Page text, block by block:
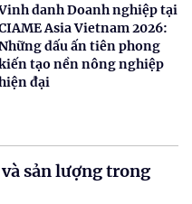
danh Doanh nghiệp tại
Asia Vietnam 2026:
dấu ấn tiên phong
tạo nền nông nghiệp
đại
sản lượng trong